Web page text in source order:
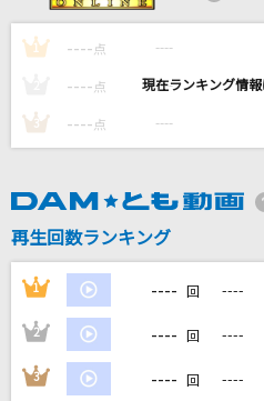
[生音]チェリー
スピッツ
優里
浜田雅功
マニフェスト
RADWIMPS
[生音]もう恋なんてしない
槇原敬之(Makihara)
1 ---- 点 ----
---- 点 ----
3 ---- 点 ----
再生回数ランキング
1 ---- 回 ----
2 ---- 回 ----
3 ---- 回 ----